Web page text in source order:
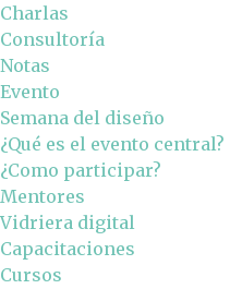
Charlas
Consultoría
Notas
Evento
Semana del diseño
¿Qué es el evento central?
¿Como participar?
Mentores
Vidriera digital
Capacitaciones
Cursos